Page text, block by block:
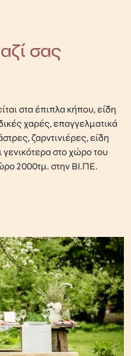
ΧΩΡΙΑ
σας
στα έπιπλα κήπου, είδη
χαρές, επαγγελματικά
ζαρντινιέρες, είδη
στο χώρο του
2000τμ. στην ΒΙ.ΠΕ.